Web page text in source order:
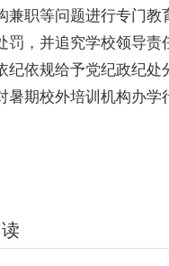
兼职等问题进行专门
罚，并追究学校领导
纪依规给予党纪政纪
暑期校外培训机构办学